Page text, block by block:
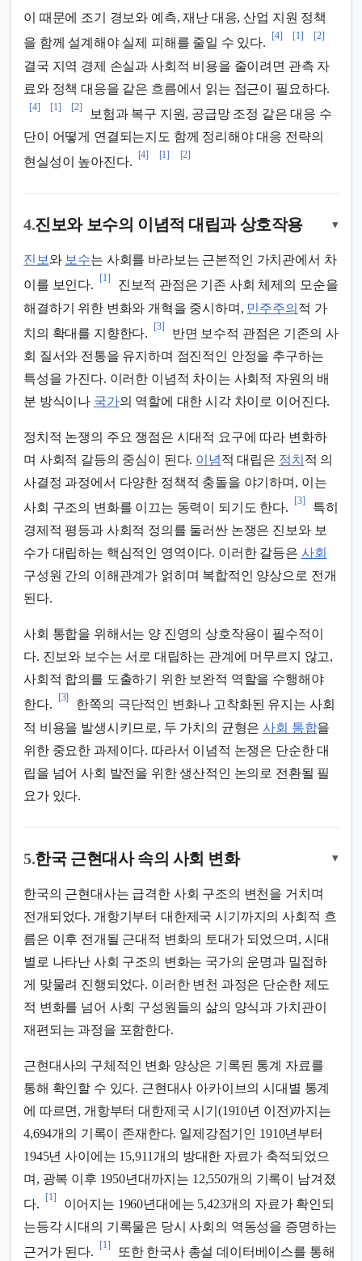
이 때문에 조기 경보와 예측, 재난 대응, 산업 지원 정책
을 함께 설계해야 실제 피해를 줄일 수 있다.
[4] [1] [2]
결국 지역 경제 손실과 사회적 비용을 줄이려면 관측 자
료와 정책 대응을 같은 흐름에서 읽는 접근이 필요하다.
[4] [1] [2]
보험과 복구 지원, 공급망 조정 같은 대응 수
단이 어떻게 연결되는지도 함께 정리해야 대응 전략의
현실성이 높아진다.
[4] [1] [2]
4.진보와 보수의 이념적 대립과 상호작용 ▾
진보 와 보수는 사회를 바라보는 근본적인 가치관에서 차
이를 보인다.
[1]
진보적 관점은 기존 사회 체제의 모순을
해결하기 위한 변화와 개혁을 중시하며, 민주주의 적 가
치의 확대를 지향한다.
[3]
반면 보수적 관점은 기존의 사
회 질서와 전통을 유지하며 점진적인 안정을 추구하는
특성을 가진다. 이러한 이념적 차이는 사회적 자원의 배
분 방식이나 국가의 역할에 대한 시각 차이로 이어진다.
정치적 논쟁의 주요 쟁점은 시대적 요구에 따라 변화하
며 사회적 갈등의 중심이 된다. 이념적 대립은 정치 적 의
사결정 과정에서 다양한 정책적 충돌을 야기하며, 이는
사회 구조의 변화를 이끄는 동력이 되기도 한다.
[3]
특히
경제적 평등과 사회적 정의를 둘러싼 논쟁은 진보와 보
수가 대립하는 핵심적인 영역이다. 이러한 갈등은 사회
구성원 간의 이해관계가 얽히며 복합적인 양상으로 전개
된다.
사회 통합을 위해서는 양 진영의 상호작용이 필수적이
다. 진보와 보수는 서로 대립하는 관계에 머무르지 않고,
사회적 합의를 도출하기 위한 보완적 역할을 수행해야
한다.
[3]
한쪽의 극단적인 변화나 고착화된 유지는 사회
적 비용을 발생시키므로, 두 가치의 균형은사회 통합을
위한 중요한 과제이다. 따라서 이념적 논쟁은 단순한 대
립을 넘어 사회 발전을 위한 생산적인 논의로 전환될 필
요가 있다.
5.한국 근현대사 속의 사회 변화 ▾
한국의 근현대사는 급격한 사회 구조의 변천을 거치며
전개되었다. 개항기부터 대한제국 시기까지의 사회적 흐
름은 이후 전개될 근대적 변화의 토대가 되었으며, 시대
별로 나타난 사회 구조의 변화는 국가의 운명과 밀접하
게 맞물려 진행되었다. 이러한 변천 과정은 단순한 제도
적 변화를 넘어 사회 구성원들의 삶의 양식과 가치관이
재편되는 과정을 포함한다.
근현대사의 구체적인 변화 양상은 기록된 통계 자료를
통해 확인할 수 있다. 근현대사 아카이브의 시대별 통계
에 따르면, 개항부터 대한제국 시기(1910년 이전)까지는
4,694개의 기록이 존재한다. 일제강점기인 1910년부터
1945년 사이에는 15,911개의 방대한 자료가 축적되었으
며, 광복 이후 1950년대까지는 12,550개의 기록이 남겨졌
다.
[1]
이어지는 1960년대에는 5,423개의 자료가 확인되
는등각 시대의 기록물은 당시 사회의 역동성을 증명하는
근거가 된다.
[1]
또한 한국사 총설 데이터베이스를 통해